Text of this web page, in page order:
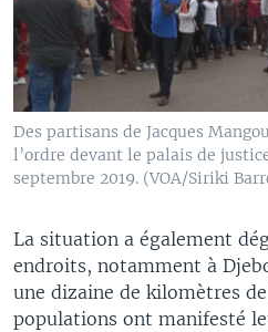
Des partisans de Jacques
l’ordre devant le palais de
septembre 2019. (VOA/Siriki
La situation a également
endroits, notamment à
une dizaine de kilomètres
populations ont manifesté